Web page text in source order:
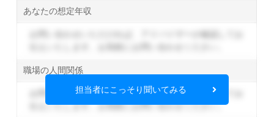
あなたの想定年収
職場の人間関係
お問い合わせいただければ、アドバイザーが確認してお
伝えいたします。お気軽にお問い合わせください。
担当者にこっそり聞いてみる